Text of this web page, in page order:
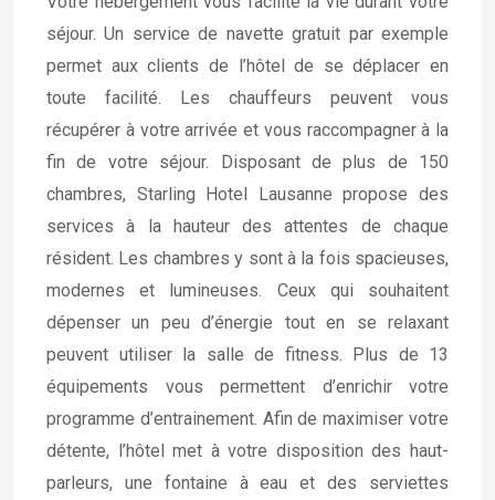
séjour. Un service de navette gratuit par exemple
permet aux clients de l’hôtel de se déplacer en
toute facilité. Les chauffeurs peuvent vous
récupérer à votre arrivée et vous raccompagner à la
fin de votre séjour. Disposant de plus de 150
chambres, Starling Hotel Lausanne propose des
services à la hauteur des attentes de chaque
résident. Les chambres y sont à la fois spacieuses,
modernes et lumineuses. Ceux qui souhaitent
dépenser un peu d’énergie tout en se relaxant
peuvent utiliser la salle de fitness. Plus de 13
équipements vous permettent d’enrichir votre
programme d’entrainement. Afin de maximiser votre
détente, l’hôtel met à votre disposition des haut-
parleurs, une fontaine à eau et des serviettes